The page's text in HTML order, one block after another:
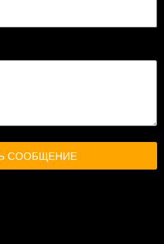
СООБЩЕНИЕ